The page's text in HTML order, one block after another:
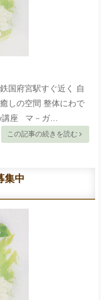
国府宮駅すぐ近く 自
しの空間 整体にわで
座 マ－ガ…
この記事の続きを読む
集中